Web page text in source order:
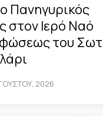
Πανηγυρικός
στον Ιερό Ναό
του
2026